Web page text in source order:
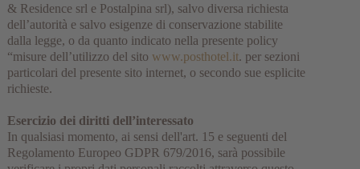
& Residence srl e Postalpina srl), salvo diversa richiesta
dell’autorità e salvo esigenze di conservazione stabilite
dalla legge, o da quanto indicato nella presente policy
“misure dell’utilizzo del sito www.posthotel.it. per sezioni
particolari del presente sito internet, o secondo sue esplicite
richieste.
Esercizio dei diritti dell’interessato
In qualsiasi momento, ai sensi dell'art. 15 e seguenti del
Regolamento Europeo GDPR 679/2016, sarà possibile